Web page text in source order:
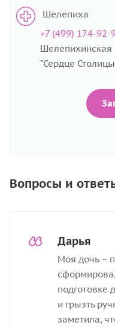
Шелепиха
+7 (499) 174-92-
"Сердце
Вопросы и
Дарья
Моя дочь –
подготовке
и грызть
заметила,